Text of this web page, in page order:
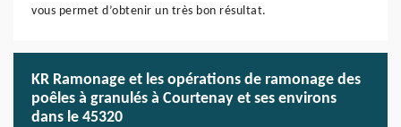
vous permet d’obtenir un très bon résultat.
KR Ramonage et les opérations de ramonage des
poêles à granulés à Courtenay et ses environs
dans le 45320